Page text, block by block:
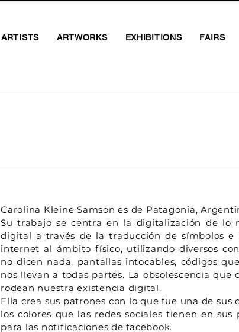
ARTISTS ARTWORKS EXHIBITIONS FAIRS
Carolina Kleine Samson es de Patagonia,
Su trabajo se centra en la digitalización de lo
digital a través de la traducción de símbolos
internet al ámbito físico, utilizando diversos
no dicen nada, pantallas intocables, códigos
nos llevan a todas partes. La obsolescencia
rodean nuestra existencia digital.
Ella crea sus patrones con lo que fue una de
los colores que las redes sociales tienen en sus
para las notificaciones de facebook.